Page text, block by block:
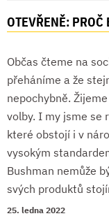
OTEVŘENĚ:
Občas čteme na
přeháníme a že
nepochybně.
volby. I my jsme se
které obstojí i v
vysokým
Bushman nemůže
svých produktů
25. ledna 2022